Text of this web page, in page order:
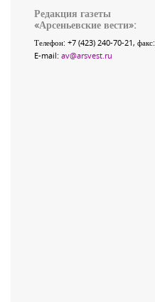
Редакция газеты
«Арсеньевские вести»:
Телефон: +7 (423) 240-70-21, факс:
E-mail: av@arsvest.ru